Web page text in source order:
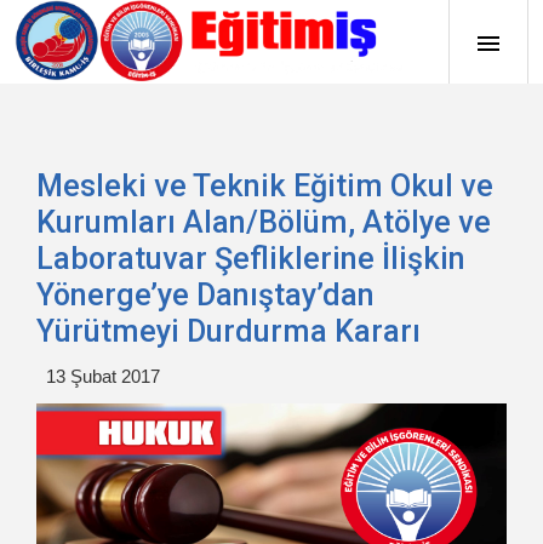
Mesleki ve Teknik Eğitim Okul ve
Kurumları Alan/Bölüm, Atölye ve
Laboratuvar Şefliklerine İlişkin
Yönerge’ye Danıştay’dan
Yürütmeyi Durdurma Kararı
13 Şubat 2017